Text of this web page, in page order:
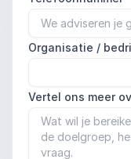
Organisatie /
Vertel ons meer